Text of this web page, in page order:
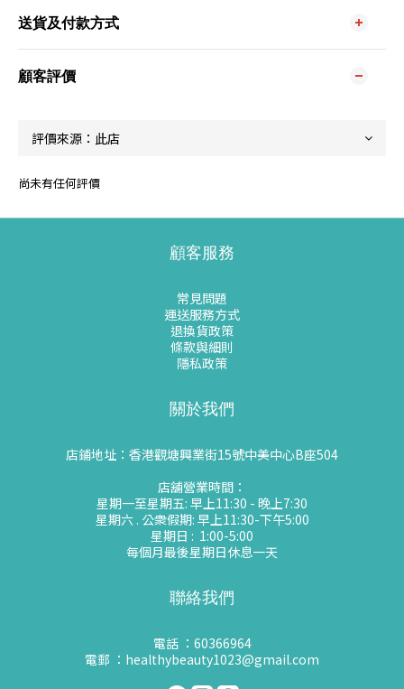
送貨及付款方式
顧客評價
尚未有任何評價
顧客服務
常見問題
運送服務方式
退換貨政策
條款與細則
隱私政策
關於我們
店鋪地址：香港觀塘興業街15號中美中心B座504
店舖營業時間：
星期一至星期五: 早上11:30 - 晚上7:30
星期六 . 公衆假期: 早上11:30-下午5:00
星期日 : 1:00-5:00
每個月最後星期日休息一天
聯絡我們
電話 ：60366964
電郵 ：healthybeauty1023@gmail.com